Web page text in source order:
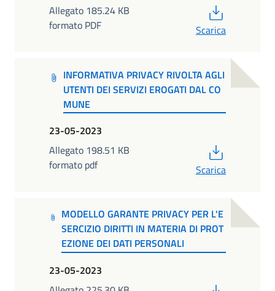
Allegato 185.24 KB
formato PDF
Scarica
INFORMATIVA PRIVACY RIVOLTA AGLI
UTENTI DEI SERVIZI EROGATI DAL CO
MUNE
23-05-2023
Allegato 198.51 KB
formato pdf
Scarica
MODELLO GARANTE PRIVACY PER L'E
SERCIZIO DIRITTI IN MATERIA DI PROT
EZIONE DEI DATI PERSONALI
23-05-2023